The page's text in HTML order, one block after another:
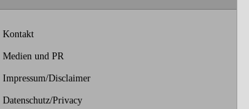
Kontakt
Medien und PR
Impressum/Disclaimer
Datenschutz/Privacy